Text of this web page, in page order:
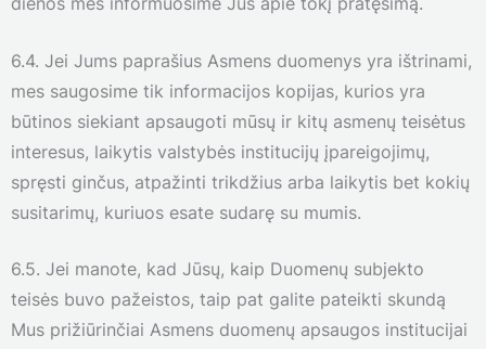
6.4. Jei Jums paprašius Asmens duomenys yra ištrinami,
mes saugosime tik informacijos kopijas, kurios yra
būtinos siekiant apsaugoti mūsų ir kitų asmenų teisėtus
interesus, laikytis valstybės institucijų įpareigojimų,
spręsti ginčus, atpažinti trikdžius arba laikytis bet kokių
susitarimų, kuriuos esate sudarę su mumis.
6.5. Jei manote, kad Jūsų, kaip Duomenų subjekto
teisės buvo pažeistos, taip pat galite pateikti skundą
Mus prižiūrinčiai Asmens duomenų apsaugos institucijai